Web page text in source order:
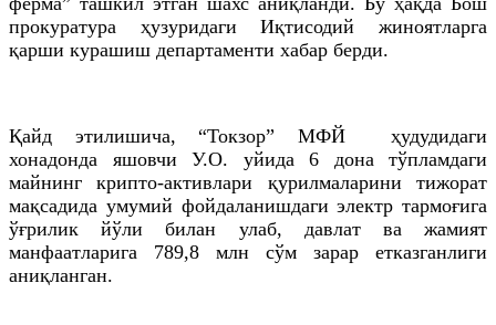
прокуратура ҳузуридаги Иқтисодий жиноятларга
қарши курашиш департаменти хабар берди.
Қайд этилишича, “Токзор” МФЙҳудудидаги
хонадонда яшовчи У.О. уйида 6 дона тўпламдаги
майнингкрипто-активлари қурилмаларини тижорат
мақсадида умумий фойдаланишдаги электр тармоғига
ўғрилик йўли билан улаб, давлат ва жамият
манфаатларига 789,8 млн сўм зарар етказганлиги
аниқланган.